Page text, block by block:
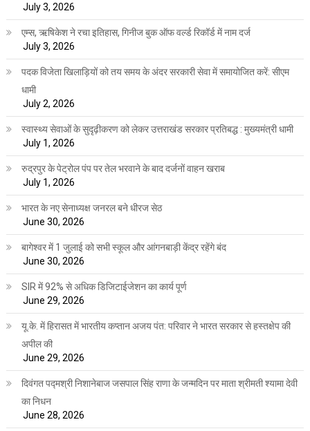
July 3, 2026
एम्स, ऋषिकेश ने रचा इतिहास, गिनीज बुक ऑफ वर्ल्ड रिकॉर्ड में नाम दर्ज
July 3, 2026
पदक विजेता खिलाड़ियों को तय समय के अंदर सरकारी सेवा में समायोजित करें: सीएम
धामी
July 2, 2026
स्वास्थ्य सेवाओं के सुदृढ़ीकरण को लेकर उत्तराखंड सरकार प्रतिबद्ध : मुख्यमंत्री धामी
July 1, 2026
रुद्रपुर के पेट्रोल पंप पर तेल भरवाने के बाद दर्जनों वाहन खराब
July 1, 2026
भारत के नए सेनाध्यक्ष जनरल बने धीरज सेठ
June 30, 2026
बागेश्वर में 1 जुलाई को सभी स्कूल और आंगनबाड़ी केंद्र रहेंगे बंद
June 30, 2026
SIR में 92% से अधिक डिजिटाईजेशन का कार्य पूर्ण
June 29, 2026
यू.के. में हिरासत में भारतीय कप्तान अजय पंत: परिवार ने भारत सरकार से हस्तक्षेप की
अपील की
June 29, 2026
दिवंगत पद्मश्री निशानेबाज जसपाल सिंह राणा के जन्मदिन पर माता श्रीमती श्यामा देवी
का निधन
June 28, 2026